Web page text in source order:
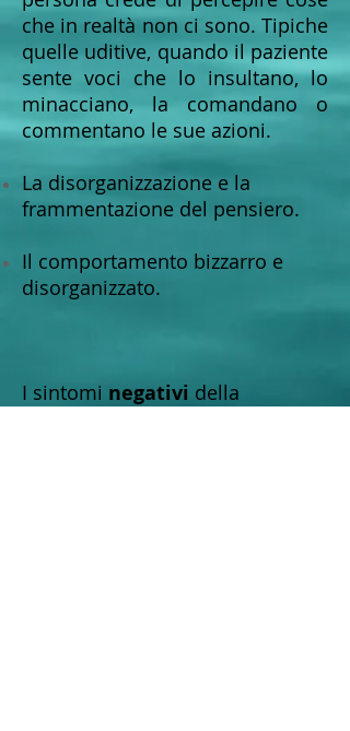
che in realtà non ci sono. Tipiche
quelle uditive, quando il paziente
sente voci che lo insultano, lo
minacciano, la comandano o
commentano le sue azioni.
La disorganizzazione e la
frammentazione del pensiero.
Il comportamento bizzarro e
disorganizzato.
I sintomi negativi della